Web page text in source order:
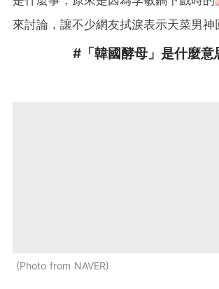
來討論，讓不少網友拭淚表示天菜男神
#「韓國酵母」是什麼意
Photo from NAVER